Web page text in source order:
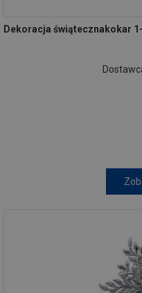
Dekoracja świątecznakokar 1-